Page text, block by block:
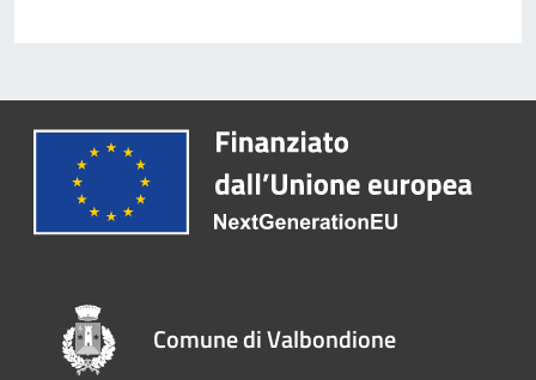
Comune di Valbondione